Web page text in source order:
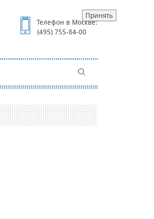
Телефон в Москве:
(495) 755-84-00
Принять